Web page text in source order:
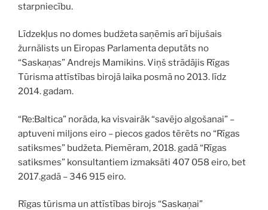
starpniecību.
Līdzekļus no domes budžeta saņēmis arī bijušais
žurnālists un Eiropas Parlamenta deputāts no
“Saskaņas” Andrejs Mamikins. Viņš strādājis Rīgas
Tūrisma attīstības birojā laika posmā no 2013. līdz
2014. gadam.
“Re:Baltica” norāda, ka visvairāk “savējo algošanai” –
aptuveni miljons eiro – piecos gados tērēts no “Rīgas
satiksmes” budžeta. Piemēram, 2018. gadā “Rīgas
satiksmes” konsultantiem izmaksāti 407 058 eiro, bet
2017.gadā – 346 915 eiro.
Rīgas tūrisma un attīstības birojs “Saskaņai”